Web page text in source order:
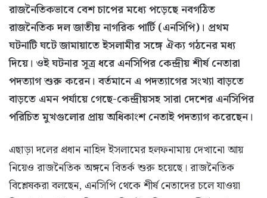
রাজনৈতিকভাবে বেশ চাপের মধ্যে পড়েছে নবগঠিত
রাজনৈতিক দল জাতীয় নাগরিক পার্টি (এনসিপি)। প্রথম
ঘটনাটি ঘটে জামায়াতে ইসলামীর সঙ্গে ঐক্য গঠনের মধ্য
দিয়ে। ওই ঘটনার সূত্র ধরে এনসিপির কেন্দ্রীয় শীর্ষ নেতারা
পদত্যাগ শুরু করেন। বর্তমানে এ পদত্যাগের সংখ্যা বাড়তে
বাড়তে এমন পর্যায়ে গেছে-কেন্দ্রীয়সহ সারা দেশের এনসিপির
পরিচিত মুখগুলোর প্রায় অধিকাংশ নেতাই পদত্যাগ করেছেন।
এছাড়া দলের প্রধান নাহিদ ইসলামের হলফনামায় দেখানো আয়
নিয়েও রাজনৈতিক অঙ্গনে বিতর্ক শুরু হয়েছে। রাজনৈতিক
বিশ্লেষকরা বলছেন, এনসিপি থেকে শীর্ষ নেতাদের চলে যাওয়া